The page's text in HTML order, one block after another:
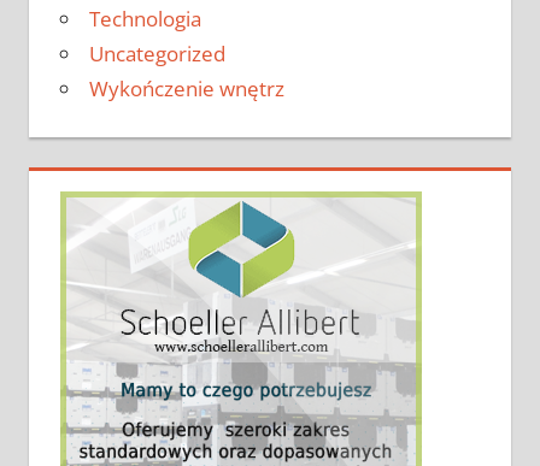
Technologia
Uncategorized
Wykończenie wnętrz